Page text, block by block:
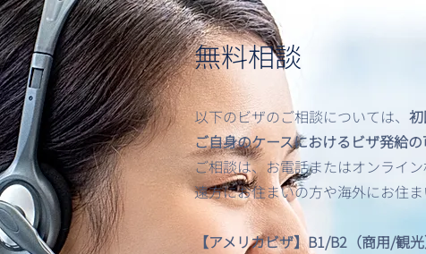
オーストラリア短期就労ビザ
(Subclass 400) 申請マニュ
アル
無料相談
以下のビザのご相談については、
ご自身のケースにおけるビザ発給
ご相談は、お電話またはオンライ
遠方にお住まいの方や海外にお住
【アメリカビザ】B1/B2（商用/観